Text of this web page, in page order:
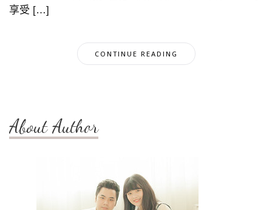
享受 […]
CONTINUE READING
About Author